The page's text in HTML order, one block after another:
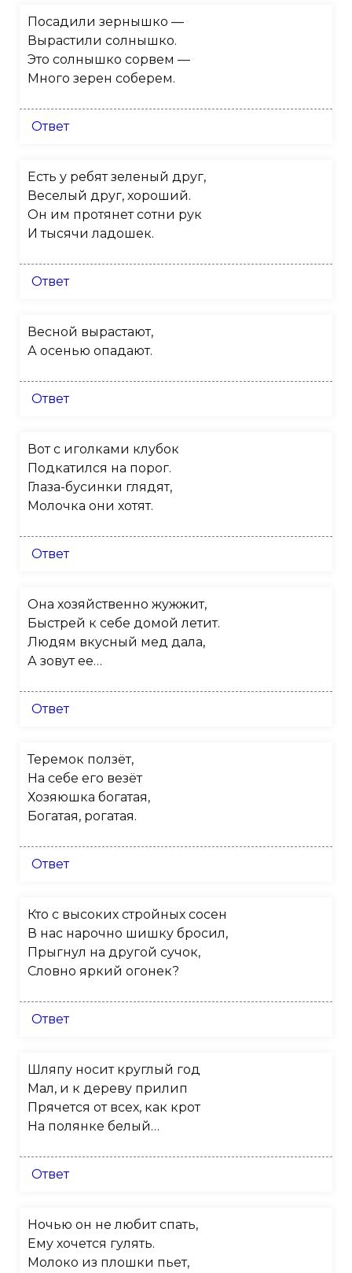
Посадили зернышко —
Вырастили солнышко.
Это солнышко сорвем —
Много зерен соберем.
Ответ
Есть у ребят зеленый друг,
Веселый друг, хороший.
Он им протянет сотни рук
И тысячи ладошек.
Ответ
Весной вырастают,
А осенью опадают.
Ответ
Вот с иголками клубок
Подкатился на порог.
Глаза-бусинки глядят,
Молочка они хотят.
Ответ
Она хозяйственно жужжит,
Быстрей к себе домой летит.
Людям вкусный мед дала,
А зовут ее…
Ответ
Теремок ползёт,
На себе его везёт
Хозяюшка богатая,
Богатая, рогатая.
Ответ
Кто с высоких стройных сосен
В нас нарочно шишку бросил,
Прыгнул на другой сучок,
Словно яркий огонек?
Ответ
Шляпу носит круглый год
Мал, и к дереву прилип
Прячется от всех, как крот
На полянке белый…
Ответ
Ночью он не любит спать,
Ему хочется гулять.
Молоко из плошки пьет,